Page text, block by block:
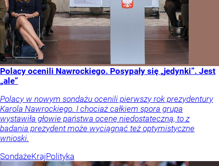
Polacy ocenili Nawrockiego. Posypały się „jedynki”. Jest
„ale”
Polacy w nowym sondażu ocenili pierwszy rok prezydentury
Karola Nawrockiego. I chociaż całkiem spora grupa
wystawiła głowie państwa ocenę niedostateczną, to z
badania prezydent może wyciągnąć też optymistyczne
wnioski.
SondażeKrajPolityka